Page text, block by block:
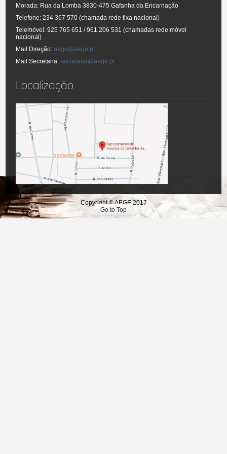
Morada: Rua da Lomba 3830-475 Gafanha da Encarnação
Telefone: 234 367 570 (chamada rede fixa nacional)
Telemóvel: 925 765 651 / 961 206 531 (chamadas rede móvel
nacional)
Mail Direção:aege@aege.pt
Mail Secretaria:secretaria@aege.pt
Localização
Copyright © AEGE 2017
Go to Top